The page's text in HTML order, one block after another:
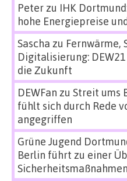
Peterzu IHK
hohe Energiepreise
Sascha zu Fernwärme,
Digitalisierung:
die Zukunft
DEWFan zu Streit ums
fühlt sich durch Rede
angegriffen
Grüne Jugend
Berlin führt zu einer